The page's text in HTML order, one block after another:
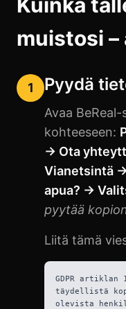
muistosi –
1 Pyydä
Avaa
kohteeseen:
→ Ota
Vianetsintä
apua? →
pyytää
Liitä tämä
GDPR artiklan
täydellistä
olevista